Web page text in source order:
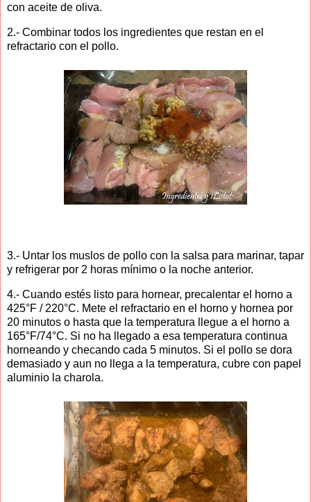
con aceite de oliva.
2.- Combinar todos los ingredientes que restan en el
refractario con el pollo.
3.- Untar los muslos de pollo con la salsa para marinar, tapar
y refrigerar por 2 horas mínimo o la noche anterior.
4.- Cuando estés listo para hornear, precalentar el horno a
425°F / 220°C. Mete el refractario en el horno y hornea por
20 minutos o hasta que la temperatura llegue a el horno a
165°F/74°C. Si no ha llegado a esa temperatura continua
horneando y checando cada 5 minutos. Si el pollo se dora
demasiado y aun no llega a la temperatura, cubre con papel
aluminio la charola.